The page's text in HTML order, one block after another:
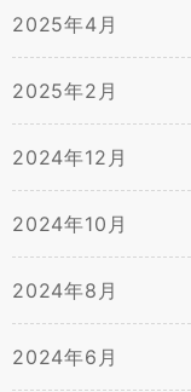
2025年4月
2025年2月
2024年12月
2024年10月
2024年8月
2024年6月